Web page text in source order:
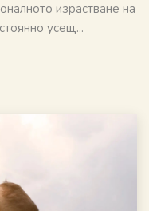
израстване на
усещ...